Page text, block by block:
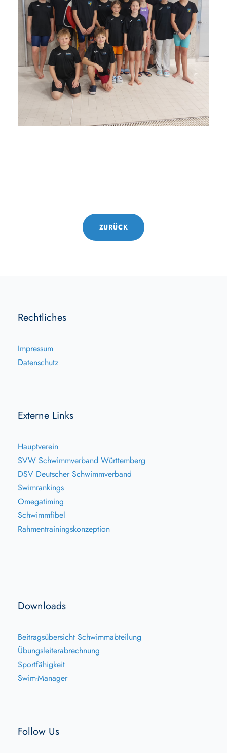
ZURÜCK
Rechtliches
Impressum
Datenschutz
Externe Links
Hauptverein
SVW Schwimmverband Württemberg
DSV Deutscher Schwimmverband
Swimrankings
Omegatiming
Schwimmfibel
Rahmentrainingskonzeption
Downloads
Beitragsübersicht Schwimmabteilung
Übungsleiterabrechnung
Sportfähigkeit
Swim-Manager
Follow Us